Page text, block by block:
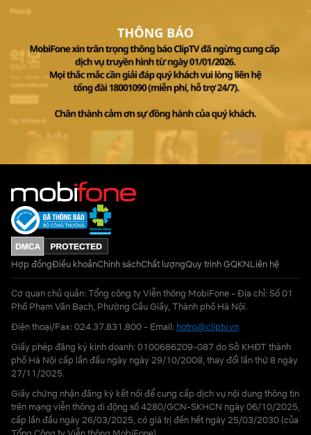
Hợp đồngĐiều khoảnChính sáchChất lượngQuy trình GQKNLiên hệ
Cơ quan chủ quản: Tổng công ty Viễn thông MobiFone - Địa chỉ: Số 01
Phố Phạm Văn Bạch, Phường Cầu Giấy, Thành phố Hà Nội.
Điện thoại/Fax: 024.37.831.800 - Email: hotro@cliptv.vn
Giấy phép đăng ký kinh doanh: 0100686209-087 do Sở KHĐT thành
phố Hà Nội cấp lần đầu ngày ngày 29/10/2008, thay đổi lần thứ 8 ngày
27/11/2025.
Giấy chứng nhận đăng ký kết nối để cung cấp dịch vụ nội dung thông tin
trên mạng viễn thông di động số 4280/GCN-SKHCN ngày 06/10/2025,
cấp lần đầu ngày 26/03/2025, có giá trị đến hết ngày 25/03/2030 (của